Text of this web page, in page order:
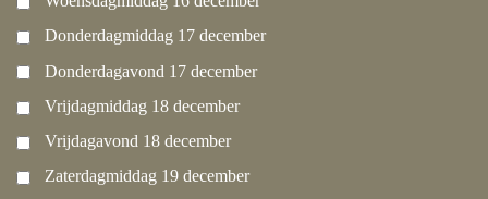
Donderdagmiddag 17 december
Donderdagavond 17 december
Vrijdagmiddag 18 december
Vrijdagavond 18 december
Zaterdagmiddag 19 december